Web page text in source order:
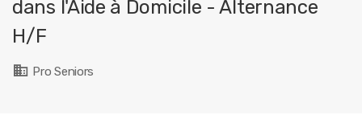
dans l'Aide à Domicile - Alternance
H/F
Pro Seniors